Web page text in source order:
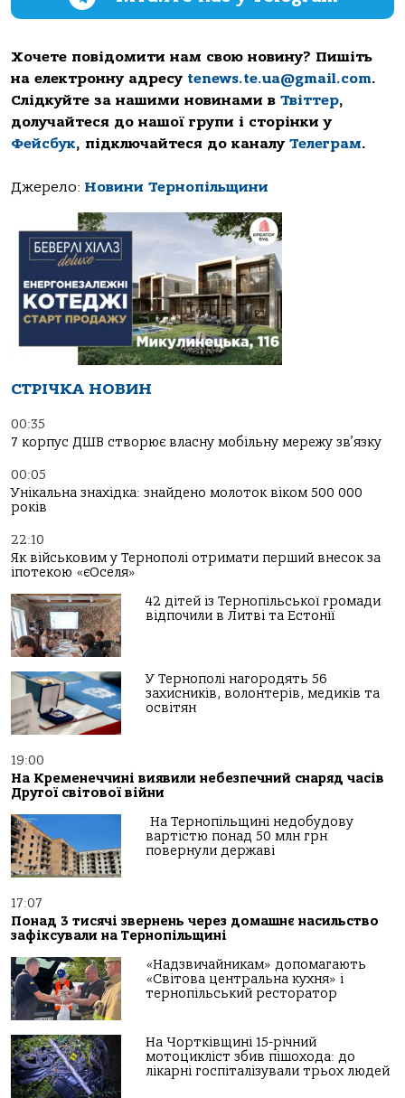
Хочете повідомити нам свою новину? Пишіть
на електронну адресу tenews.te.ua@gmail.com.
Слідкуйте за нашими новинами в Твіттер,
долучайтеся до нашої групи і сторінки у
Фейсбук, підключайтеся до каналу Телеграм.
Джерело: Новини Тернопільщини
СТРІЧКА НОВИН
00:35
7 корпус ДШВ створює власну мобільну мережу зв’язку
00:05
Унікальна знахідка: знайдено молоток віком 500 000
років
22:10
Як військовим у Тернополі отримати перший внесок за
іпотекою «єОселя»
42 дітей із Тернопільської громади
відпочили в Литві та Естонії
У Тернополі нагородять 56
захисників, волонтерів, медиків та
освітян
19:00
На Кременеччині виявили небезпечний снаряд часів
Другої світової війни
На Тернопільщині недобудову
вартістю понад 50 млн грн
повернули державі
17:07
Понад 3 тисячі звернень через домашнє насильство
зафіксували на Тернопільщині
«Надзвичайникам» допомагають
«Світова центральна кухня» і
тернопільський ресторатор
На Чортківщині 15-річний
мотоцикліст збив пішохода: до
лікарні госпіталізували трьох людей